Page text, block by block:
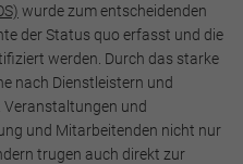
wurde zum entscheidenden
der Status quo erfasst und die
werden. Durch das starke
nach Dienstleistern und
und
und Mitarbeitenden nicht nur
trugen auch direkt zur